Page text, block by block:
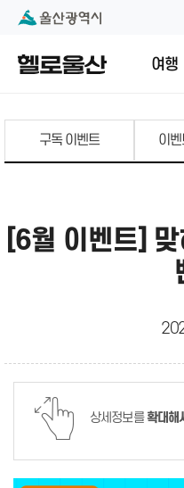
본문 내용 바로가기
대메뉴 바로가기
여행
구독 이벤트 이
[6월 이벤트] 맞
상세정보를확대해